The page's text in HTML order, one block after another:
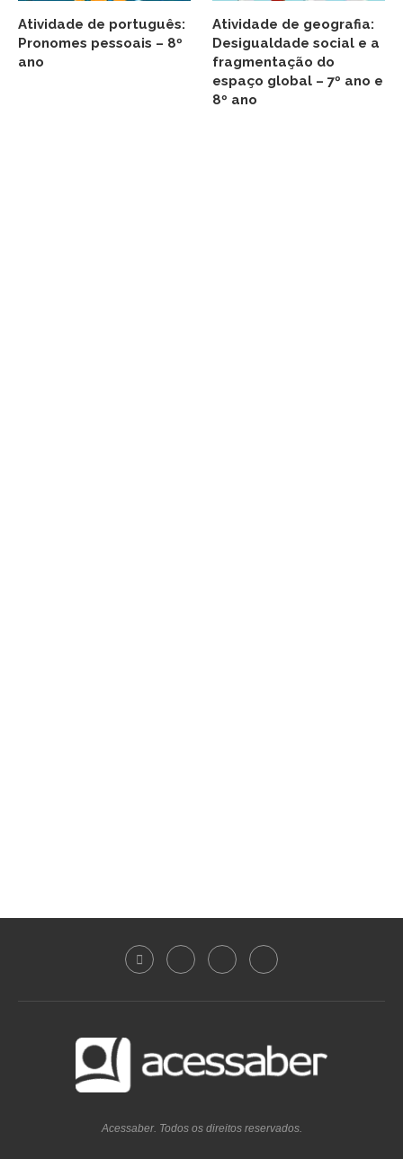
Atividade de português:
Pronomes pessoais – 8º
ano
Atividade de geografia:
Desigualdade social e a
fragmentação do
espaço global – 7º ano e
8º ano
Acessaber. Todos os direitos reservados.